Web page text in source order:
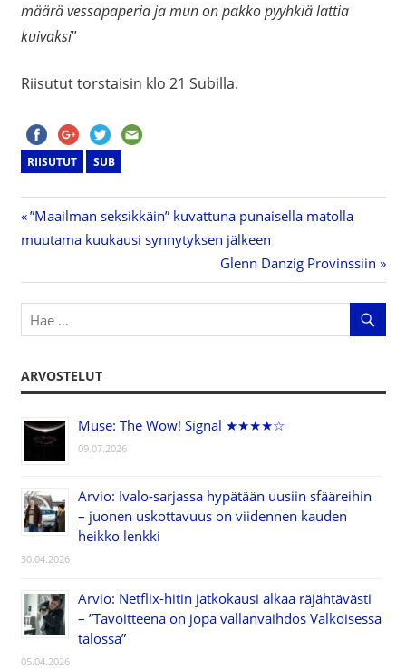
määrä vessapaperia ja mun on pakko pyyhkiä lattia
kuivaksi”
Riisutut torstaisin klo 21 Subilla.
RIISUTUT SUB
Artikkelien
selaus
Previous
Post:
”Maailman seksikkäin” kuvattuna punaisella matolla
muutama kuukausi synnytyksen jälkeen
Next
Post:
Glenn Danzig Provinssiin
ARVOSTELUT
Muse: The Wow! Signal ★★★★☆
09.07.2026
Arvio: Ivalo-sarjassa hypätään uusiin sfääreihin
– juonen uskottavuus on viidennen kauden
heikko lenkki
30.04.2026
Arvio: Netflix-hitin jatkokausi alkaa räjähtävästi
– ”Tavoitteena on jopa vallanvaihdos Valkoisessa
talossa”
05.04.2026